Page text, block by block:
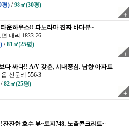
평) /98㎡(30평)
운하우스!! 파노라마 진짜 바다뷰~
내리 1833-26
/81㎡(25평)
다 싸다!! A/V 갖춘, 시내중심. 남향 아파트
신문리 556-3
/82㎡(25평)
잔잔한 호수 뷰~토지748, 노출콘크리트~